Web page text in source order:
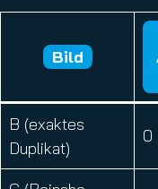
Bild
B (exaktes
Duplikat)
0